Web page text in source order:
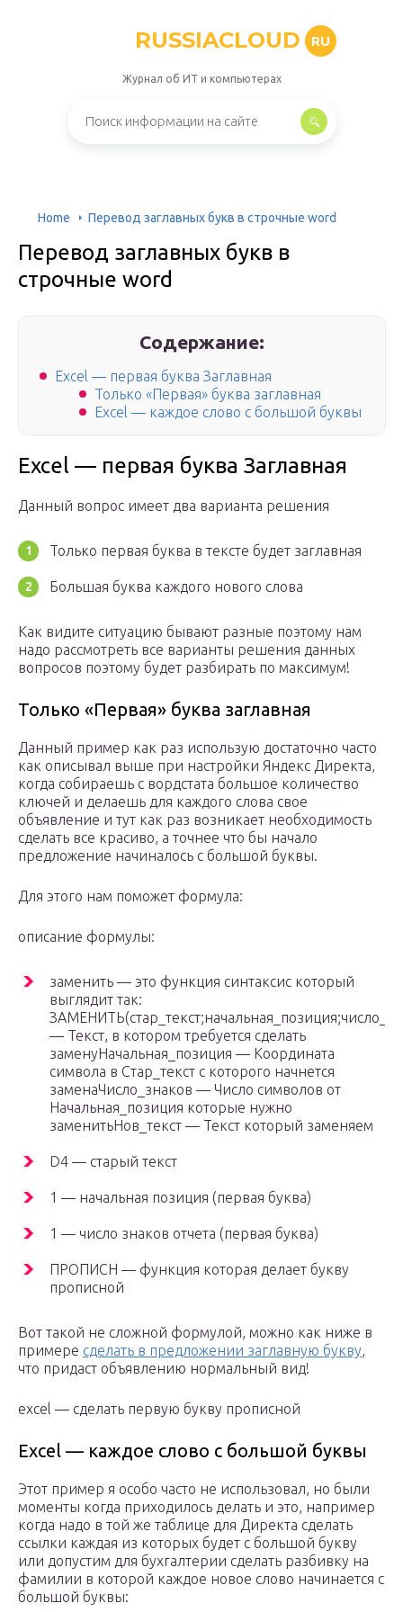
RUSSIACLOUD RU
Журнал об ИТ и компьютерах
Home Перевод заглавных букв в строчные word
Перевод заглавных букв в
строчные word
Содержание:
Excel — первая буква Заглавная
Только «Первая» буква заглавная
Excel — каждое слово с большой буквы
Excel — первая буква Заглавная
Данный вопрос имеет два варианта решения
Только первая буква в тексте будет заглавная
Большая буква каждого нового слова
Как видите ситуацию бывают разные поэтому нам
надо рассмотреть все варианты решения данных
вопросов поэтому будет разбирать по максимум!
Только «Первая» буква заглавная
Данный пример как раз использую достаточно часто
как описывал выше при настройки Яндекс Директа,
когда собираешь с вордстата большое количество
ключей и делаешь для каждого слова свое
объявление и тут как раз возникает необходимость
сделать все красиво, а точнее что бы начало
предложение начиналось с большой буквы.
Для этого нам поможет формула:
описание формулы:
заменить — это функция синтаксис который
выглядит так:
— Текст, в котором требуется сделать
заменуНачальная_позиция — Координата
символа в Стар_текст с которого начнется
заменаЧисло_знаков — Число символов от
Начальная_позиция которые нужно
заменитьНов_текст — Текст который заменяем
D4 — старый текст
1 — начальная позиция (первая буква)
1 — число знаков отчета (первая буква)
ПРОПИСН — функция которая делает букву
прописной
Вот такой не сложной формулой, можно как ниже в
примере сделать в предложении заглавную букву,
что придаст объявлению нормальный вид!
excel — сделать первую букву прописной
Excel — каждое слово с большой буквы
Этот пример я особо часто не использовал, но были
моменты когда приходилось делать и это, например
когда надо в той же таблице для Директа сделать
ссылки каждая из которых будет с большой букву
или допустим для бухгалтерии сделать разбивку на
фамилии в которой каждое новое слово начинается с
большой буквы: